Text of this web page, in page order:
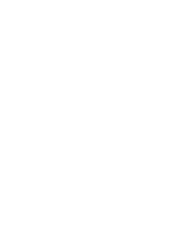
der